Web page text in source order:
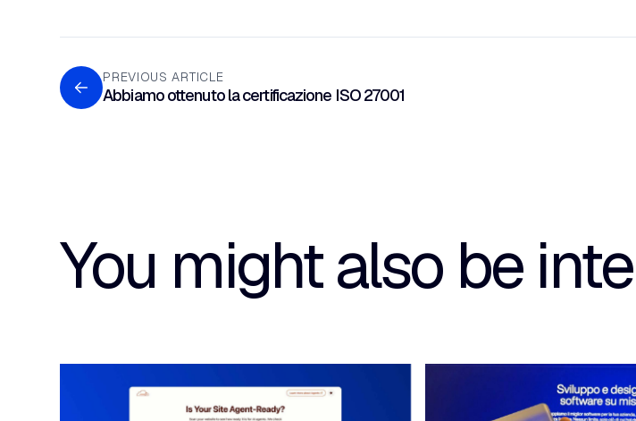
PREVIOUS ARTICLE
Abbiamo ottenuto la certificazione ISO 27001
You might also be